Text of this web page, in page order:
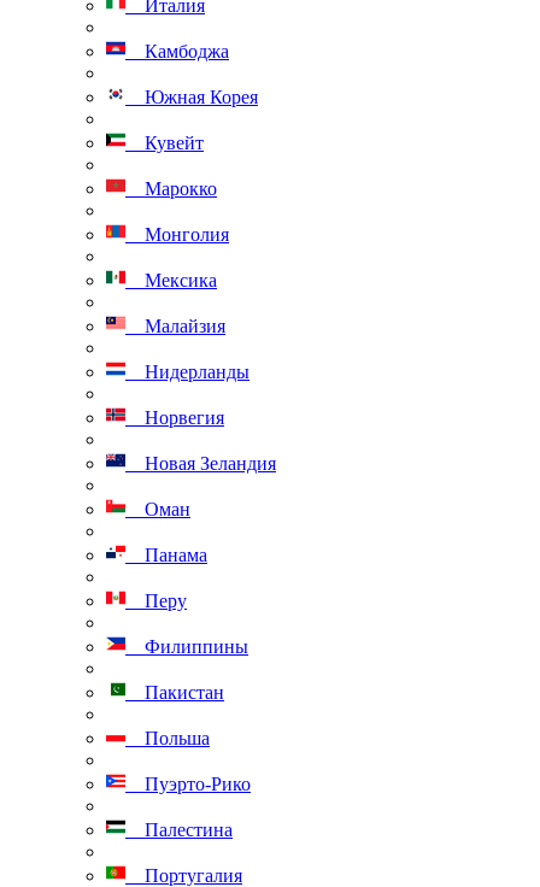
Италия
Камбоджа
Южная Корея
Кувейт
Марокко
Монголия
Мексика
Малайзия
Нидерланды
Норвегия
Новая Зеландия
Оман
Панама
Перу
Филиппины
Пакистан
Польша
Пуэрто-Рико
Палестина
Португалия